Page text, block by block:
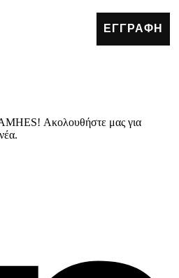
ΕΓΓΡΑΦΗ
Ακολουθήστε μας για